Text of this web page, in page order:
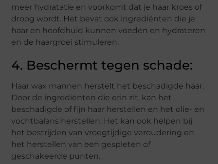
meer hydratatie en voorkomt dat je haar kroes of
droog wordt. Het bevat ook ingrediënten die je
haar en hoofdhuid kunnen voeden en hydrateren
en de haargroei stimuleren.
4. Beschermt tegen schade:
Haar wax mannen herstelt het beschadigde haar.
Door de ingrediënten die erin zit, kan het
beschadigde of fijn haar herstellen en het olie- en
vochtbalans herstellen. Het kan ook helpen bij
het bestrijden van vroegtijdige veroudering en
het herstellen van een gespleten of
geschakeerde punten.